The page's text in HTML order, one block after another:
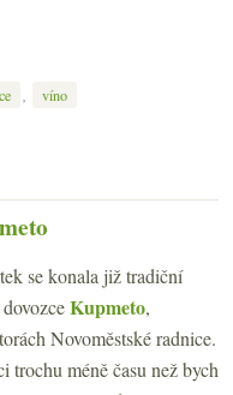
, víno
se konala již tradiční
dovozceKupmeto,
Novoměstské radnice.
trochu méně času než bych